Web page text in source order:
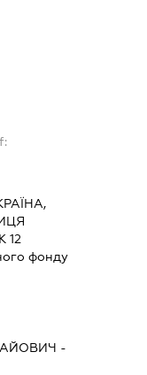
12
фонду
-